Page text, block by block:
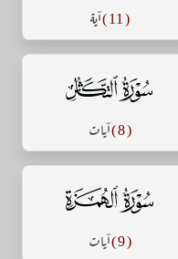
( 11 ) آية
سورة التكاثر
( 8 ) آيات
سورة الهمزة
( 9 ) آيات